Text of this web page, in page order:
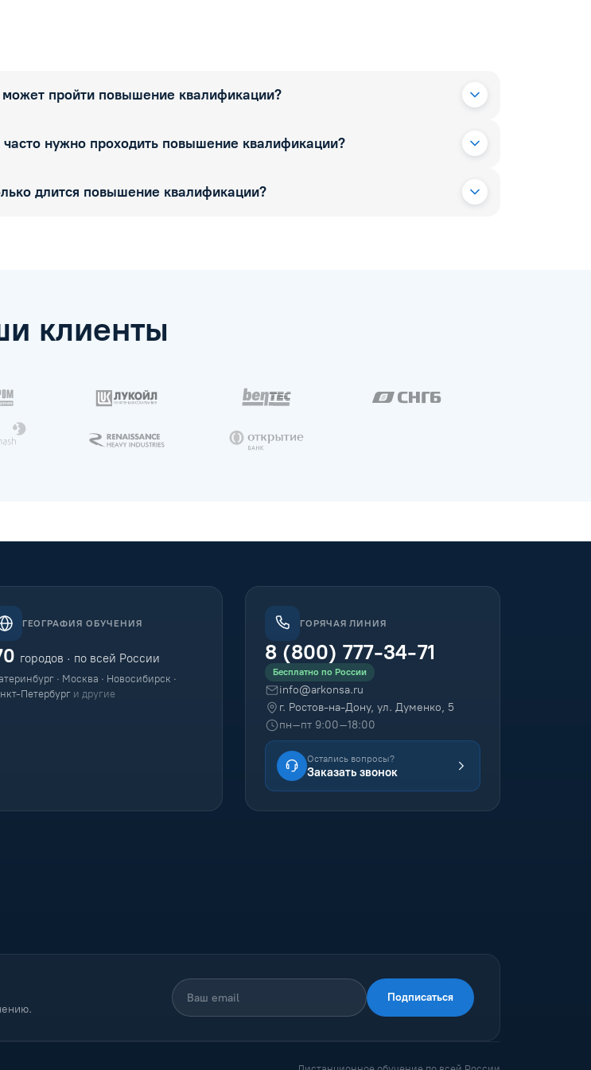
может пройти повышение квалификации?
часто нужно проходить повышение квалификации?
длится повышение квалификации?
клиенты
ГЕОГРАФИЯ ОБУЧЕНИЯ
городов · по всей России
· Москва · Новосибирск ·
Петербург и другие
ГОРЯЧАЯ ЛИНИЯ
8 (800) 777-34-71
Бесплатно по России
info@arkonsa.ru
г. Ростов-на-Дону, ул. Думенко, 5
пн–пт 9:00–18:00
Остались вопросы?
Заказать звонок
Подписаться